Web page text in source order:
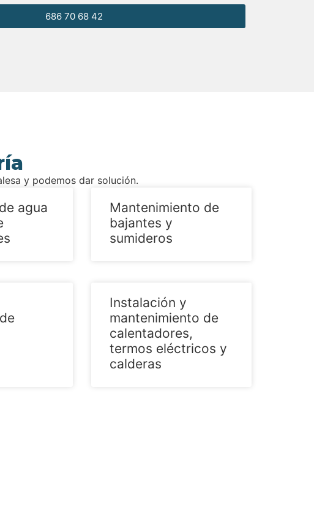
686 70 68 42
y podemos dar solución.
agua
Mantenimiento de
bajantes y
sumideros
Instalación y
mantenimiento de
calentadores,
termos eléctricos y
calderas